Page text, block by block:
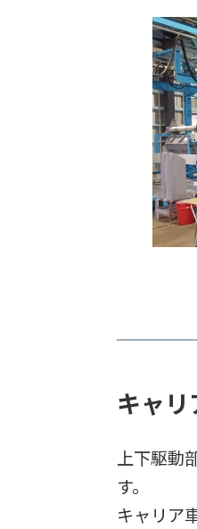
キャリ
上下駆動
す。
キャリア